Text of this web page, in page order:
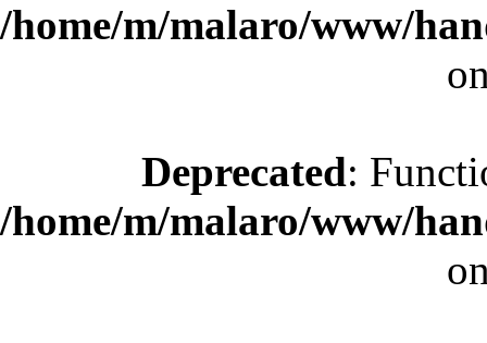
/home/m/malaro/www/
Deprecated:
/home/m/malaro/www/